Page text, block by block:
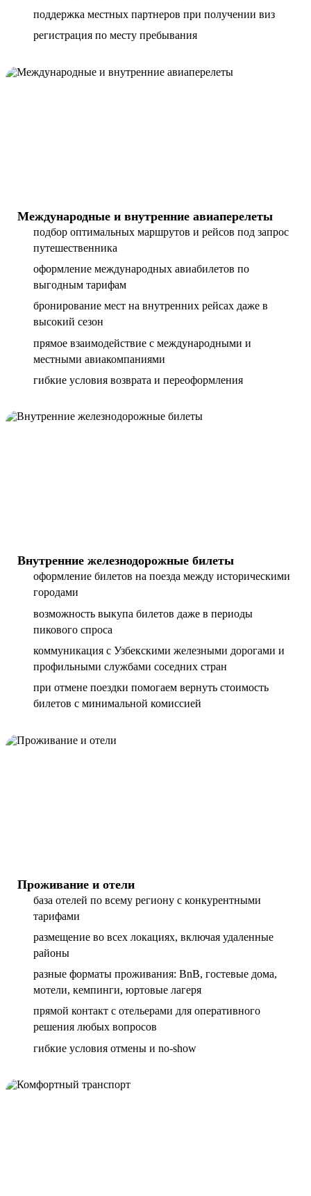
поддержка местных партнеров при получении виз
регистрация по месту пребывания
Международные и внутренние авиаперелеты
подбор оптимальных маршрутов и рейсов под запрос
путешественника
оформление международных авиабилетов по
выгодным тарифам
бронирование мест на внутренних рейсах даже в
высокий сезон
прямое взаимодействие с международными и
местными авиакомпаниями
гибкие условия возврата и переоформления
Внутренние железнодорожные билеты
оформление билетов на поезда между историческими
городами
возможность выкупа билетов даже в периоды
пикового спроса
коммуникация с Узбекскими железными дорогами и
профильными службами соседних стран
при отмене поездки помогаем вернуть стоимость
билетов с минимальной комиссией
Проживание и отели
база отелей по всему региону с конкурентными
тарифами
размещение во всех локациях, включая удаленные
районы
разные форматы проживания: BnB, гостевые дома,
мотели, кемпинги, юртовые лагеря
прямой контакт с отельерами для оперативного
решения любых вопросов
гибкие условия отмены и no-show